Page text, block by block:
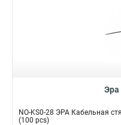
Эра
NO-KS0-28 ЭРА Кабельная
(100 pcs)